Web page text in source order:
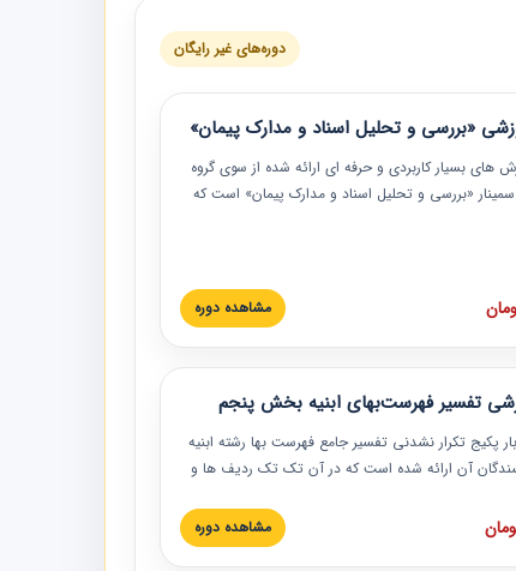
دوره‌های غیر رایگان
«بررسی و تحلیل اسناد و مدارک پیمان»
های بسیار کاربردی و حرفه‏ ای ارائه شده از سوی گروه
سمینار «بررسی و تحلیل اسناد و مدارک پیمان» است که
خصوص ارائه شده است.
مشاهده دوره
تفسیر فهرست‌بهای ابنیه بخش پنجم
پکیج تکرار نشدنی تفسیر جامع فهرست بها رشته ابنیه
آن ارائه شده است که در آن تک تک ردیف ها و
و به همراه تصاویر عملیات اجرایی مرتبط با ردیف های
ارائه شده است. این دوره با کلام مهندس
مشاهده دوره